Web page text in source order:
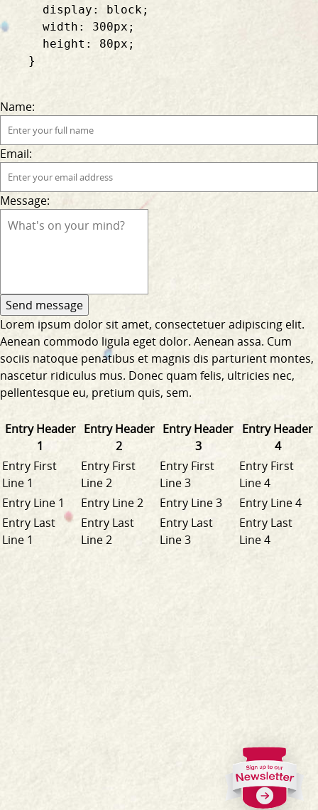
      display: block;
      width: 300px;
      height: 80px;
    }
Name:
Email:
Message:
Lorem ipsum dolor sit amet, consectetuer adipiscing elit.
Aenean commodo ligula eget dolor. Aenean assa. Cum
sociis natoque penatibus et magnis dis parturient montes,
nascetur ridiculus mus. Donec quam felis, ultricies nec,
pellentesque eu, pretium quis, sem.
Entry Header
1
Entry Header
2
Entry Header
3
Entry Header
4
Entry First
Line 1
Entry First
Line 2
Entry First
Line 3
Entry First
Line 4
Entry Line 1
Entry Line 2 Entry Line 3
Entry Line 4
Entry Last
Line 1
Entry Last
Line 2
Entry Last
Line 3
Entry Last
Line 4